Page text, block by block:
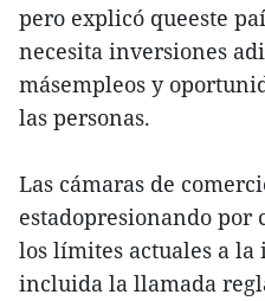
pero explicó queeste
necesita inversiones
másempleos y
las personas.
Las cámaras de
estadopresionando por
los límites actuales a
incluida la llamada